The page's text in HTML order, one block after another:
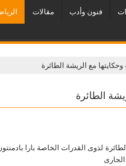
فنون وأدب مقالات
مع الريشة الطائرة
الطائرة
لذوى القدرات الخاصة بارا بادمنتون